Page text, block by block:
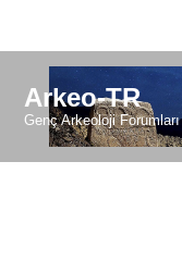
Arkeo-TR
Genç Arkeoloji Forumları